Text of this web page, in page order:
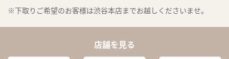
※下取りご希望のお客様は渋谷本店までお越しくださいませ。
店舗を見る